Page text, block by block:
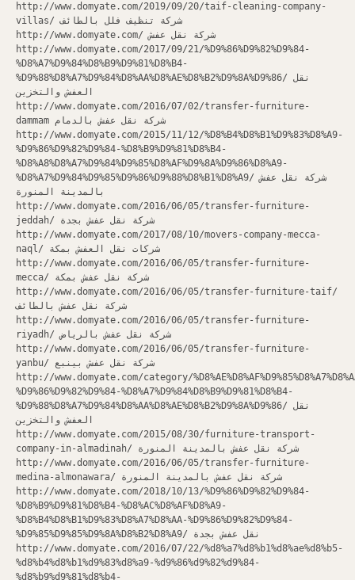
http://www.domyate.com/2019/09/20/taif-cleaning-company-
villas/ شركة تنظيف فلل بالطائف
http://www.domyate.com/ شركة نقل عفش
http://www.domyate.com/2017/09/21/%D9%86%D9%82%D9%84-
%D8%A7%D9%84%D8%B9%D9%81%D8%B4-
%D9%88%D8%A7%D9%84%D8%AA%D8%AE%D8%B2%D9%8A%D9%86/ نقل
العفش والتخزين
http://www.domyate.com/2016/07/02/transfer-furniture-
dammam شركة نقل عفش بالدمام
http://www.domyate.com/2015/11/12/%D8%B4%D8%B1%D9%83%D8%A9-
%D9%86%D9%82%D9%84-%D8%B9%D9%81%D8%B4-
%D8%A8%D8%A7%D9%84%D9%85%D8%AF%D9%8A%D9%86%D8%A9-
%D8%A7%D9%84%D9%85%D9%86%D9%88%D8%B1%D8%A9/ شركة نقل عفش
بالمدينة المنورة
http://www.domyate.com/2016/06/05/transfer-furniture-
jeddah/ شركة نقل عفش بجدة
http://www.domyate.com/2017/08/10/movers-company-mecca-
naql/ شركات نقل العفش بمكة
http://www.domyate.com/2016/06/05/transfer-furniture-
mecca/ شركة نقل عفش بمكة
http://www.domyate.com/2016/06/05/transfer-furniture-taif/
شركة نقل عفش بالطائف
http://www.domyate.com/2016/06/05/transfer-furniture-
riyadh/ شركة نقل عفش بالرياض
http://www.domyate.com/2016/06/05/transfer-furniture-
yanbu/ شركة نقل عفش بينبع
http://www.domyate.com/category/
%D9%86%D9%82%D9%84-%D8%A7%D9%84%D8%B9%D9%81%D8%B4-
%D9%88%D8%A7%D9%84%D8%AA%D8%AE%D8%B2%D9%8A%D9%86/ نقل
العفش والتخزين
http://www.domyate.com/2015/08/30/furniture-transport-
company-in-almadinah/ شركة نقل عفش بالمدينة المنورة
http://www.domyate.com/2016/06/05/transfer-furniture-
medina-almonawara/ شركة نقل عفش بالمدينة المنورة
http://www.domyate.com/2018/10/13/%D9%86%D9%82%D9%84-
%D8%B9%D9%81%D8%B4-%D8%AC%D8%AF%D8%A9-
%D8%B4%D8%B1%D9%83%D8%A7%D8%AA-%D9%86%D9%82%D9%84-
%D9%85%D9%85%D9%8A%D8%B2%D8%A9/ نقل عفش بجدة
http://www.domyate.com/2016/07/22/%d8%a7%d8%b1%d8%ae%d8%b5-
%d8%b4%d8%b1%d9%83%d8%a9-%d9%86%d9%82%d9%84-
%d8%b9%d9%81%d8%b4-